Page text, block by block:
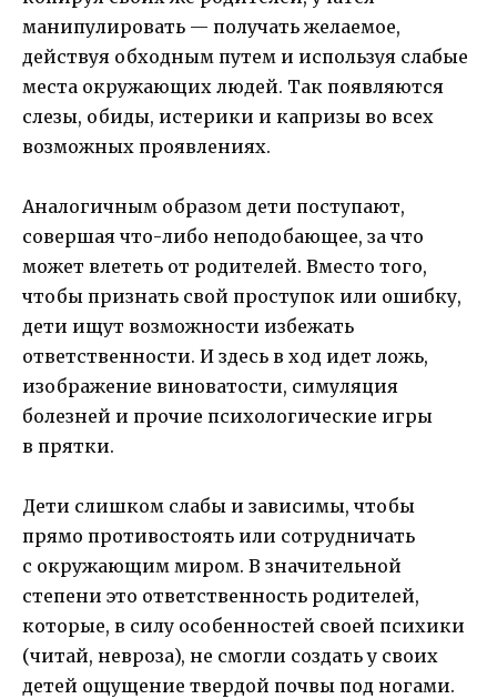
манипулировать — получать желаемое,
действуя обходным путем и используя слабые
места окружающих людей. Так появляются
слезы, обиды, истерики и капризы во всех
возможных проявлениях.
Аналогичным образом дети поступают,
совершая что-либо неподобающее, за что
может влететь от родителей. Вместо того,
чтобы признать свой проступок или ошибку,
дети ищут возможности избежать
ответственности. И здесь в ход идет ложь,
изображение виноватости, симуляция
болезней и прочие психологические игры
в прятки.
Дети слишком слабы и зависимы, чтобы
прямо противостоять или сотрудничать
с окружающим миром. В значительной
степени это ответственность родителей,
которые, в силу особенностей своей психики
(читай, невроза), не смогли создать у своих
детей ощущение твердой почвы под ногами.